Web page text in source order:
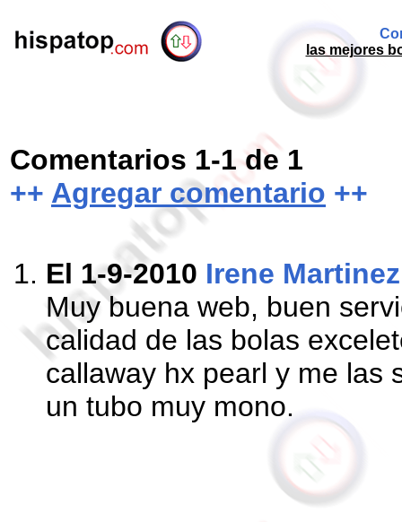
las mejores
Comentarios 1-1 de 1
++ Agregar comentario ++
El 1-9-2010 Irene Martinez
Muy buena web, buen
calidad de las bolas
callaway hx pearl y me las
un tubo muy mono.